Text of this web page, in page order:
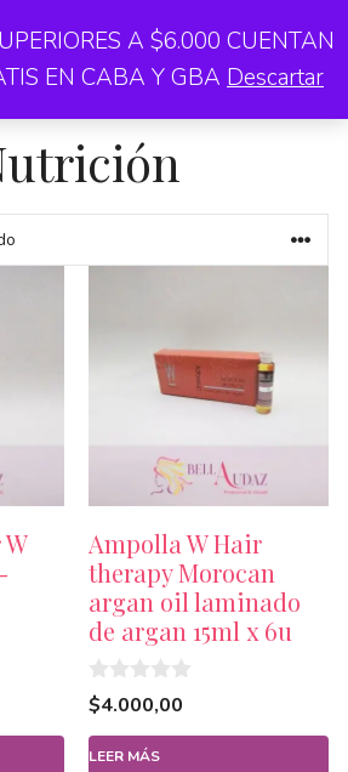
Ampolla W Hair
therapy Morocan
argan oil laminado
de argan 15ml x 6u
0
d
e
5
$4.000,00
LEER MÁS
A $6.000 CUENTAN
EN CABA Y GBA Descartar